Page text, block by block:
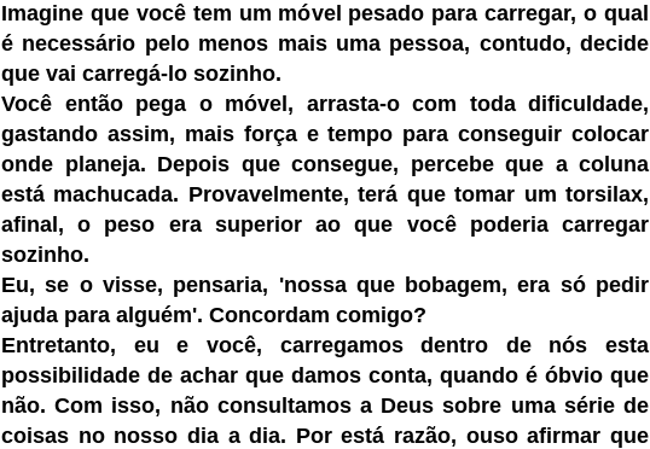
Imagine que você tem um móvel pesado para carregar, o qual
é necessário pelo menos mais uma pessoa, contudo, decide
que vai carregá-lo sozinho.
Você então pega o móvel, arrasta-o com toda dificuldade,
gastando assim, mais força e tempo para conseguir colocar
onde planeja. Depois que consegue, percebe que a coluna
está machucada. Provavelmente, terá que tomar um torsilax,
afinal, o peso era superior ao que você poderia carregar
sozinho.
Eu, se o visse, pensaria, 'nossa que bobagem, era só pedir
ajuda para alguém'. Concordam comigo?
Entretanto, eu e você, carregamos dentro de nós esta
possibilidade de achar que damos conta, quando é óbvio que
não. Com isso, não consultamos a Deus sobre uma série de
coisas no nosso dia a dia. Por está razão, ouso afirmar que